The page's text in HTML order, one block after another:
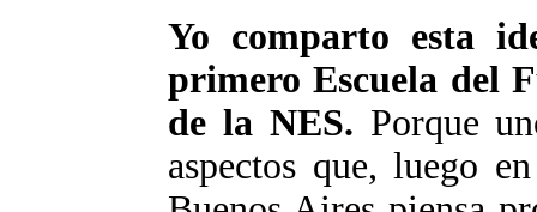
Yo comparto esta
primero Escuela del
de la NES. Porque
aspectos que, luego